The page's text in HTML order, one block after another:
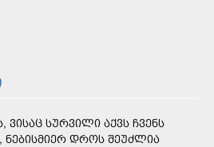
ᲕᲘᲡᲐᲪ ᲡᲣᲠᲕᲘᲚᲘ ᲐᲥᲕᲡ ᲩᲕᲔᲜᲡ
ᲜᲔᲑᲘᲡᲛᲘᲔᲠ ᲓᲠᲝᲡ ᲨᲔᲣᲫᲚᲘᲐ